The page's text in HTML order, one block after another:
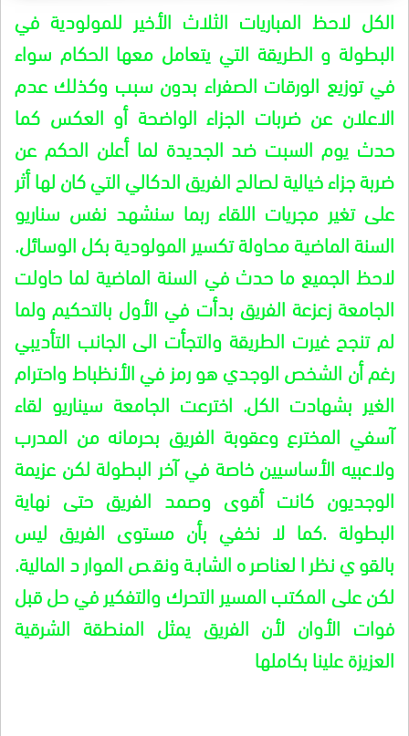
الكل لاحظ المباريات الثلاث الأخير للمولودية في
البطولة و الطريقة التي يتعامل معها الحكام سواء
في توزيع الورقات الصفراء بدون سبب وكذلك عدم
الاعلان عن ضربات الجزاء الواضحة أو العكس كما
حدث يوم السبت ضد الجديدة لما أعلن الحكم عن
ضربة جزاء خيالية لصالح الفريق الدكالي التي كان لها أثر
على تغير مجريات اللقاء ربما سنشهد نفس سناريو
السنة الماضية محاولة تكسير المولودية بكل الوسائل.
لاحظ الجميع ما حدث في السنة الماضية لما حاولت
الجامعة زعزعة الفريق بدأت في الأول بالتحكيم ولما
لم تنجح غيرت الطريقة والتجأت الى الجانب التأديبي
رغم أن الشخص الوجدي هو رمز في الأنظباط واحترام
الغير بشهادت الكل. اخترعت الجامعة سيناريو لقاء
آسفي المخترع وعقوبة الفريق بحرمانه من المدرب
ولاعبيه الأساسيين خاصة في آخر البطولة لكن عزيمة
الوجديون كانت أقوى وصمد الفريق حتى نهاية
البطولة .كما لا نخفي بأن مستوى الفريق ليس
بالقوي نظرا لعناصره الشابة ونقص الموارد المالية.
لكن على المكتب المسير التحرك والتفكير في حل قبل
فوات الأوان لأن الفريق يمثل المنطقة الشرقية
العزيزة علينا بكاملها